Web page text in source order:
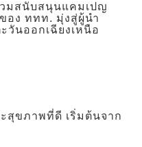
วมสนับสนุนแคมเปญ
ของ ททท. มุ่งสู่ผู้นำ
วันออกเฉียงเหนือ
สุขภาพที่ดี เริ่มต้นจาก